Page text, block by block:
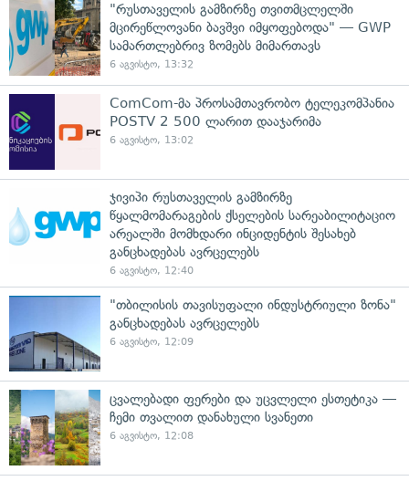
"რუსთაველის გამზირზე თვითმცლელში
მცირეწლოვანი ბავშვი იმყოფებოდა" — GWP
სამართლებრივ ზომებს მიმართავს
6 აგვისტო, 13:32
ComCom-მა პროსამთავრობო ტელეკომპანია
POSTV 2 500 ლარით დააჯარიმა
6 აგვისტო, 13:02
ჯივიპი რუსთაველის გამზირზე
წყალმომარაგების ქსელების სარეაბილიტაციო
არეალში მომხდარი ინციდენტის შესახებ
განცხადებას ავრცელებს
6 აგვისტო, 12:40
"თბილისის თავისუფალი ინდუსტრიული ზონა"
განცხადებას ავრცელებს
6 აგვისტო, 12:09
ცვალებადი ფერები და უცვლელი ესთეტიკა —
ჩემი თვალით დანახული სვანეთი
6 აგვისტო, 12:08